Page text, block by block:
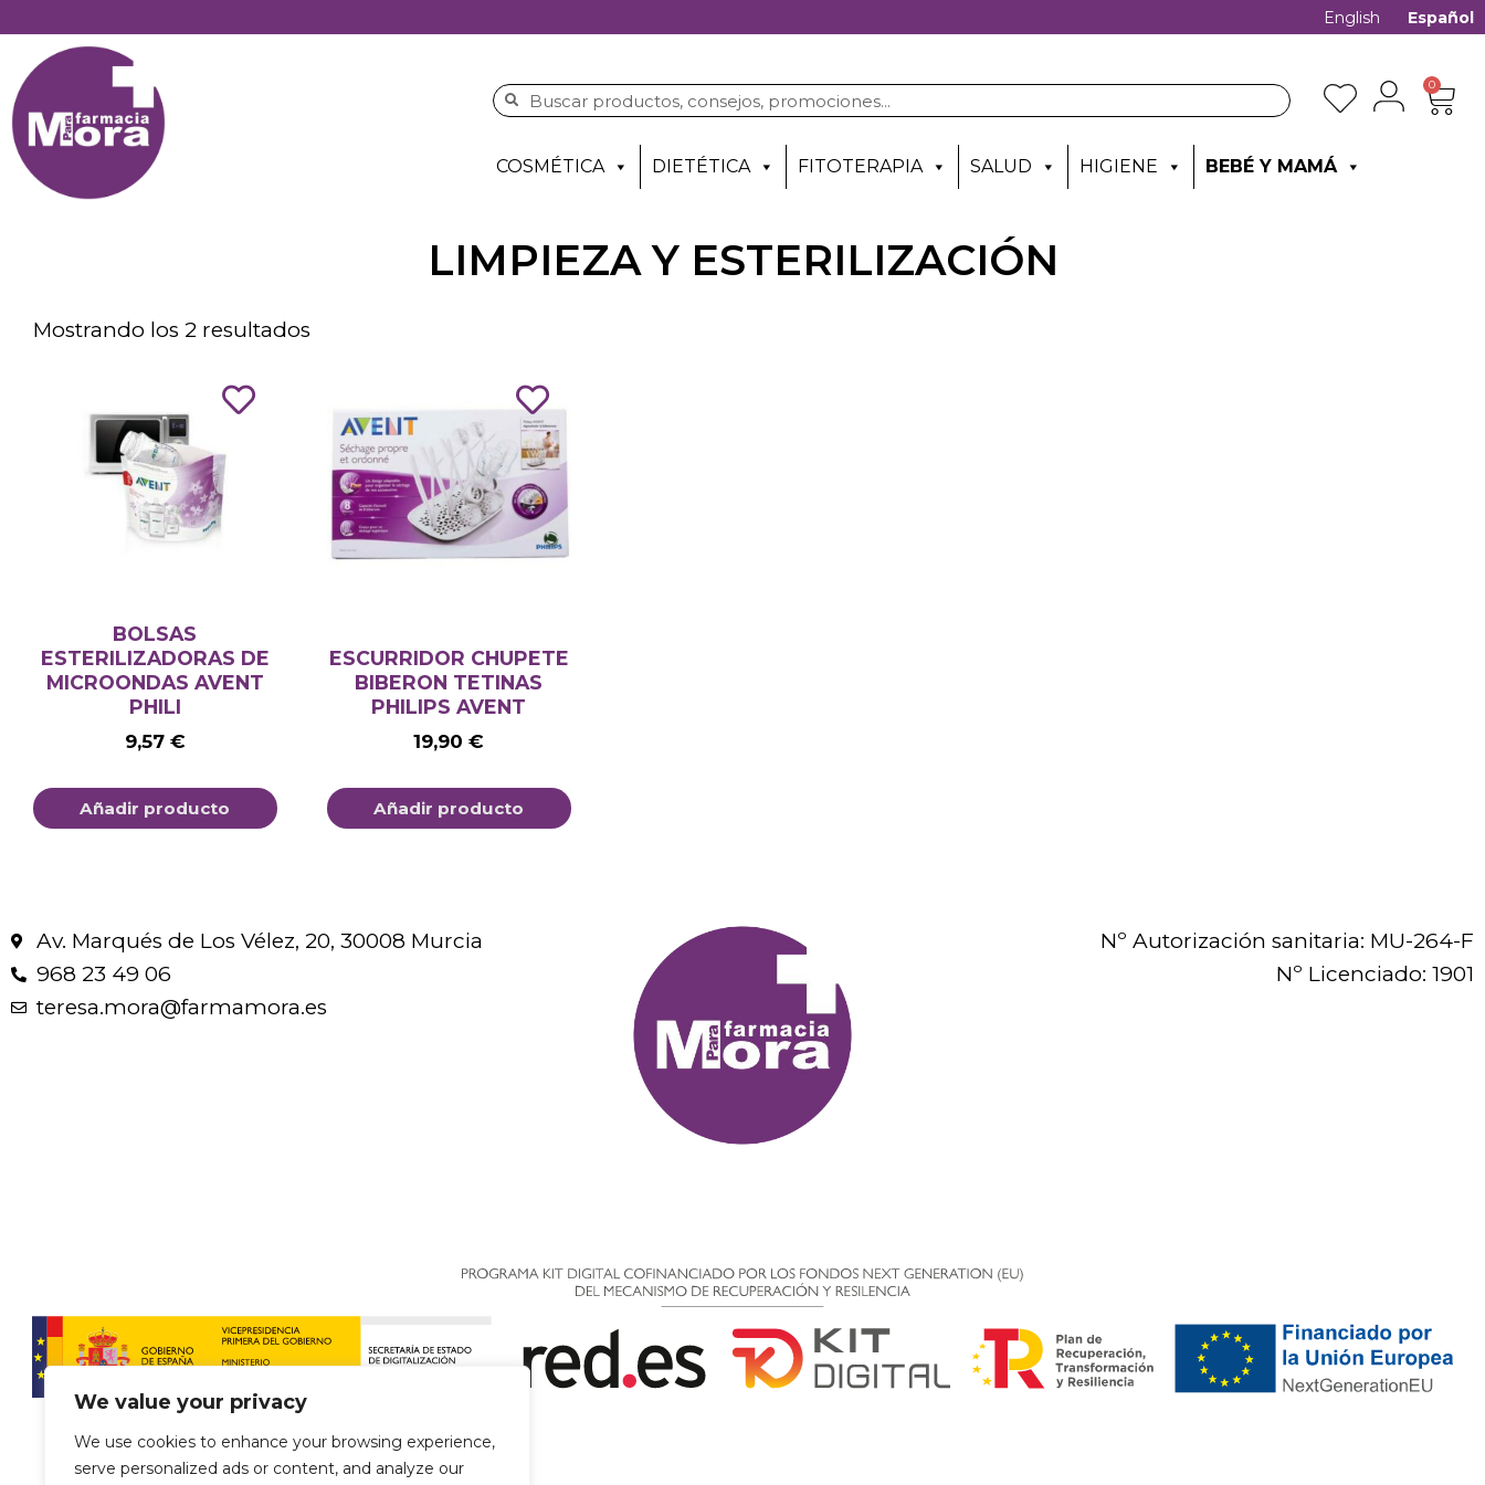
We value your privacy
We use cookies to enhance your browsing experience,
serve personalized ads or content, and analyze our
English Español
0
COSMÉTICA DIETÉTICA FITOTERAPIA SALUD HIGIENE BEBÉ Y MAMÁ
LIMPIEZA Y ESTERILIZACIÓN
Mostrando los 2 resultados
BOLSAS
ESTERILIZADORAS DE
MICROONDAS AVENT
PHILI
9,57 €
Añadir producto
ESCURRIDOR CHUPETE
BIBERON TETINAS
PHILIPS AVENT
19,90€
Añadir producto
Av. Marqués de Los Vélez, 20, 30008 Murcia
968 23 49 06
teresa.mora@farmamora.es
Nº Autorización sanitaria: MU-264-F
Nº Licenciado: 1901